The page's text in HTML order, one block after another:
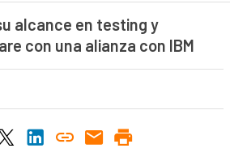
alcance en testing y
con una alianza con IBM